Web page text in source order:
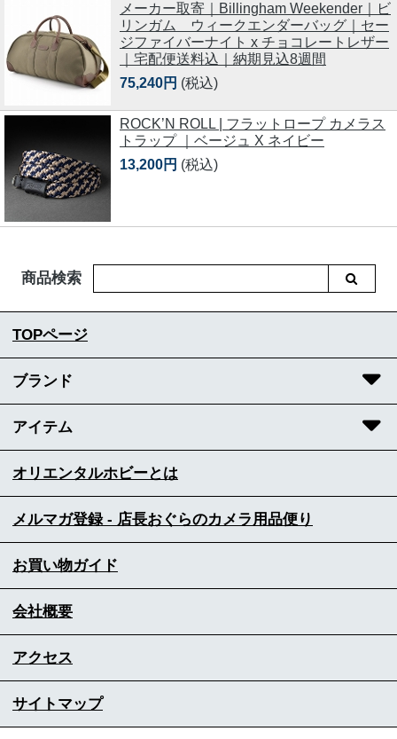
メーカー取寄｜Billingham Weekender｜ビ
リンガム ウィークエンダーバッグ｜セー
ジファイバーナイト x チョコレートレザー
｜宅配便送料込｜納期見込8週間
75,240円 (税込)
ROCK’N ROLL | フラットロープ カメラス
トラップ ｜ベージュ X ネイビー
13,200円 (税込)
商品検索
TOPページ
ブランド
アイテム
オリエンタルホビーとは
メルマガ登録 - 店長おぐらのカメラ用品便り
お買い物ガイド
会社概要
アクセス
サイトマップ